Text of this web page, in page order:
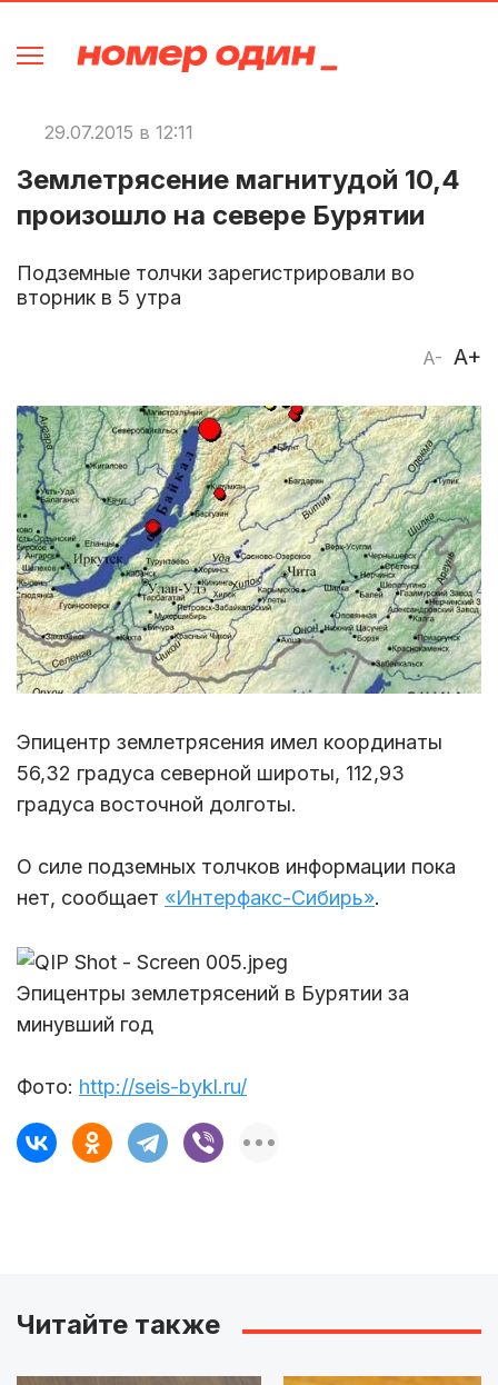
29.07.2015 в 12:11
Землетрясение магнитудой 10,4
произошло на севере Бурятии
Подземные толчки зарегистрировали во
вторник в 5 утра
A- A+
Эпицентр землетрясения имел координаты
56,32 градуса северной широты, 112,93
градуса восточной долготы.
О силе подземных толчков информации пока
нет, сообщает «Интерфакс-Сибирь».
Эпицентры землетрясений в Бурятии за
минувший год
Фото: http://seis-bykl.ru/
Читайте также